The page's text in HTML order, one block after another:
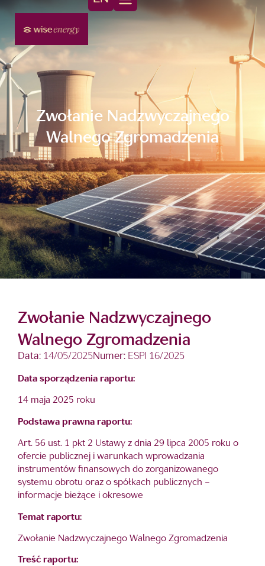
Zwołanie Nadzwyczajnego
Walnego Zgromadzenia
Zwołanie Nadzwyczajnego
Walnego Zgromadzenia
Data: 14/05/2025Numer: ESPI 16/2025
Data sporządzenia raportu:
14 maja 2025 roku
Podstawa prawna raportu:
Art. 56 ust. 1 pkt 2 Ustawy z dnia 29 lipca 2005 roku o
ofercie publicznej i warunkach wprowadzania
instrumentów finansowych do zorganizowanego
systemu obrotu oraz o spółkach publicznych –
informacje bieżące i okresowe
Temat raportu:
Zwołanie Nadzwyczajnego Walnego Zgromadzenia
Treść raportu: